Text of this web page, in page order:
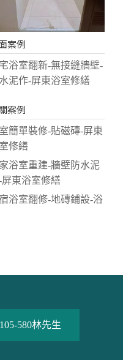
案例
浴室翻新-無接縫牆壁-
泥作-屏東浴室修繕
案例
簡單裝修-貼磁磚-屏東
修繕
浴室重建-牆壁防水泥
屏東浴室修繕
浴室翻修-地磚鋪設-浴
580林先生